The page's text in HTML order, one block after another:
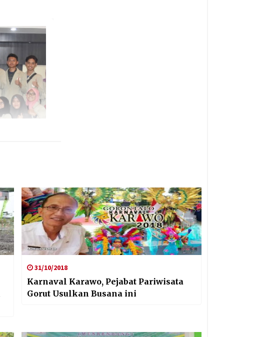
31/10/2018
Karnaval Karawo, Pejabat Pariwisata
Gorut Usulkan Busana ini